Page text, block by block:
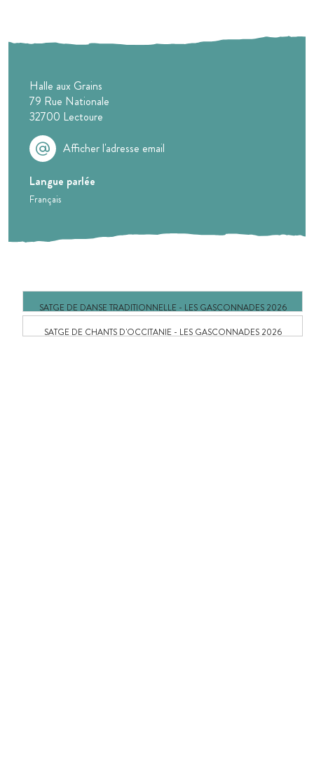
Halle aux Grains
79 Rue Nationale
32700 Lectoure
Afficher l'adresse email
Langue parlée
Français
SATGE DE DANSE TRADITIONNELLE - LES GASCONNADES 2026
SATGE DE CHANTS D'OCCITANIE - LES GASCONNADES 2026